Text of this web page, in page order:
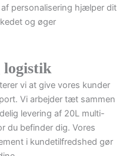
personalisering hjælper dit
og øger
logistik
vi at give vores kunder
Vi arbejder tæt sammen
levering af 20L multi-
du befinder dig. Vores
i kundetilfredshed gør